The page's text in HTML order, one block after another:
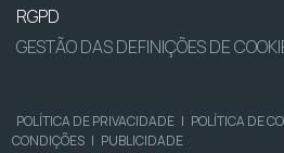
RGPD
GESTÃO DAS DEFINIÇÕES DE
POLÍTICA DE PRIVACIDADE | POLÍTICA DE
CONDIÇÕES | PUBLICIDADE